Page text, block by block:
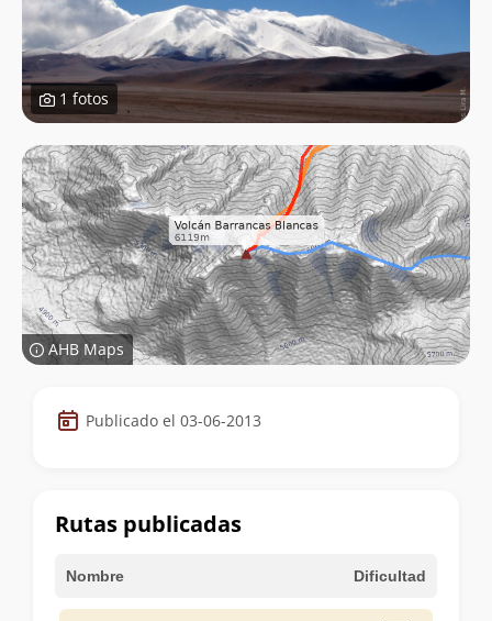
1 fotos
AHB Maps
Datos
de
cumbre
Publicado el 03-06-2013
Rutas publicadas
Nombre Dificultad